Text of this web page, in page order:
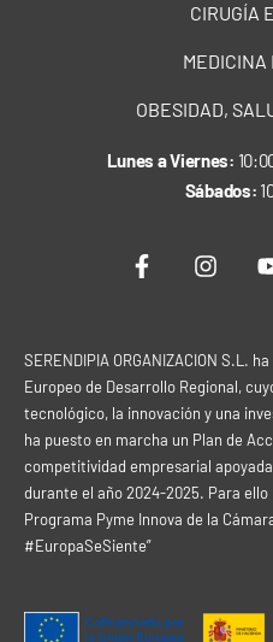
CIRUGÍA
MEDICINA
OBESIDAD,
Lunes a Viernes:
Sábados:
SERENDIPIA ORGANIZACION S.L.
Europeo de Desarrollo Regional,
tecnológico, la innovación y una
ha puesto en marcha un Plan de
competitividad empresarial
durante el año 2024-2025. Para
Programa Pyme Innova de la
#EuropaSeSiente”